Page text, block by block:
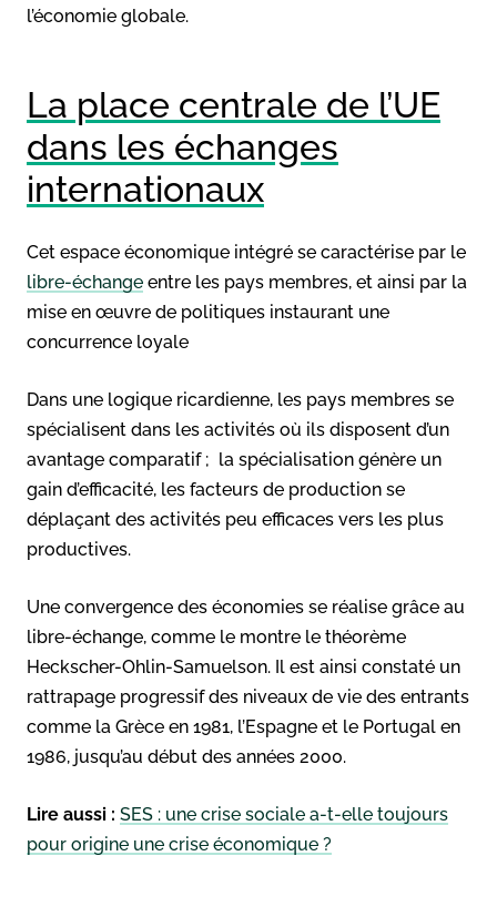
l’économie globale.
La place centrale de l’UE
dans les échanges
internationaux
Cet espace économique intégré se caractérise par le
libre-échange entre les pays membres, et ainsi par la
mise en œuvre de politiques instaurant une
concurrence loyale
Dans une logique ricardienne, les pays membres se
spécialisent dans les activités où ils disposent d’un
avantage comparatif ; la spécialisation génère un
gain d’efficacité, les facteurs de production se
déplaçant des activités peu efficaces vers les plus
productives.
Une convergence des économies se réalise grâce au
libre-échange, comme le montre le théorème
Heckscher-Ohlin-Samuelson. Il est ainsi constaté un
rattrapage progressif des niveaux de vie des entrants
comme la Grèce en 1981, l’Espagne et le Portugal en
1986, jusqu’au début des années 2000.
Lire aussi : SES : une crise sociale a-t-elle toujours
pour origine une crise économique ?